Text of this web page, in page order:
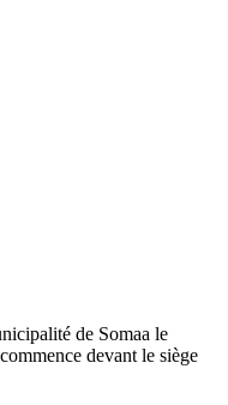
de Somaa le
devant le siège